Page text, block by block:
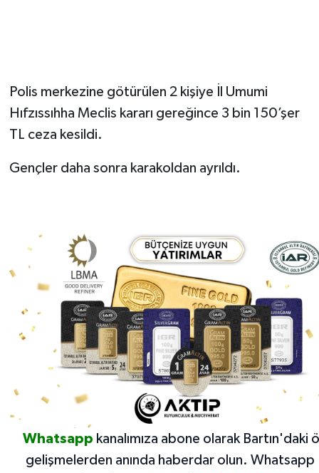
Polis merkezine götürülen 2 kişiye İl Umumi
Hıfzıssıhha Meclis kararı gereğince 3 bin 150’şer
TL ceza kesildi.
Gençler daha sonra karakoldan ayrıldı.
Whatsapp kanalımıza abone olarak Bartın'daki
gelişmelerden anında haberdar olun. Whatsapp